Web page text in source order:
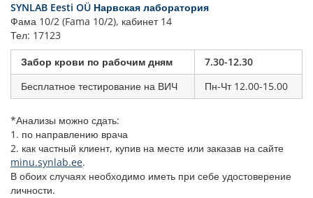
SYNLAB Eesti OÜ Нарвская лаборатория
Фама 10/2 (Fama 10/2), кабинет 14
Тел: 17123
Забор крови по рабочим дням
7.30-12.30
Бесплатное тестирование на ВИЧ
Пн-Чт 12.00-15.00
*Анализы можно сдать:
1. по направлению врача
2. как частный клиент, купив на месте или заказав на сайте
minu.synlab.ee.
В обоих случаях необходимо иметь при себе удостоверение
личности.